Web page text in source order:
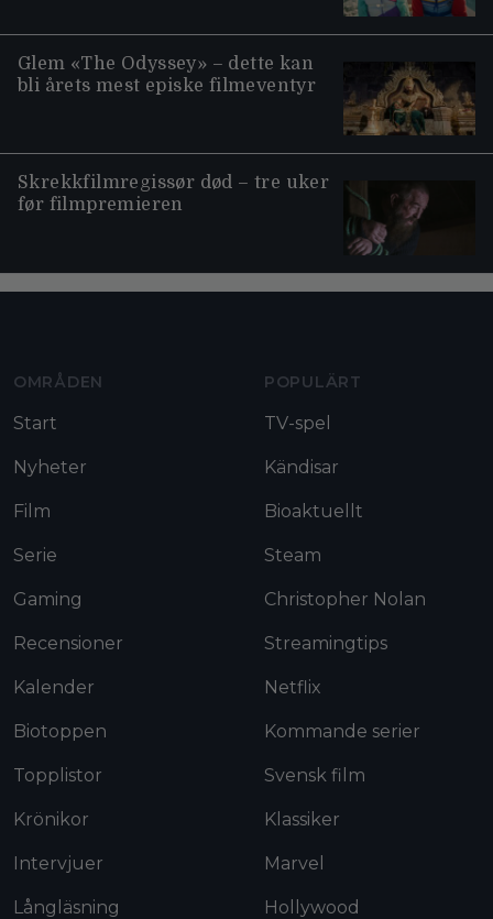
Glem «The Odyssey» – dette kan
bli årets mest episke filmeventyr
Skrekkfilmregissør død – tre uker
før filmpremieren
OMRÅDEN
Start
Nyheter
Film
Serie
Gaming
Recensioner
Kalender
Biotoppen
Topplistor
Krönikor
Intervjuer
Långläsning
POPULÄRT
TV-spel
Kändisar
Bioaktuellt
Steam
Christopher Nolan
Streamingtips
Netflix
Kommande serier
Svensk film
Klassiker
Marvel
Hollywood